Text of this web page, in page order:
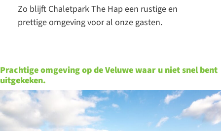
Zo blijft Chaletpark The Hap een rustige en
prettige omgeving voor al onze gasten.
Prachtige omgeving op de Veluwe waar u niet snel bent
uitgekeken.